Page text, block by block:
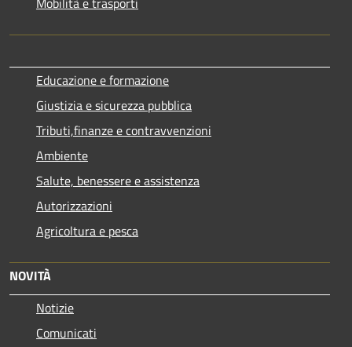
Educazione e formazione
Giustizia e sicurezza pubblica
Tributi,finanze e contravvenzioni
Ambiente
Salute, benessere e assistenza
Autorizzazioni
Agricoltura e pesca
NOVITÀ
Notizie
Comunicati